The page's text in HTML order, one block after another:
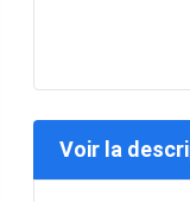
Voir la